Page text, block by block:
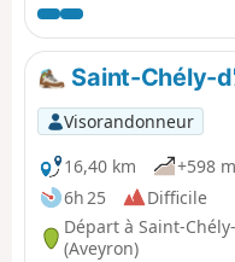
Beaux Villages de
caractère au fil des
d'Espalion qui s'est
pourrez remarquer sur
terrasses autrefois
Saint-Chély-
Visorandonneur
16,40 km
+598 m
6h 25
Difficile
Départ à Saint-
(Aveyron)